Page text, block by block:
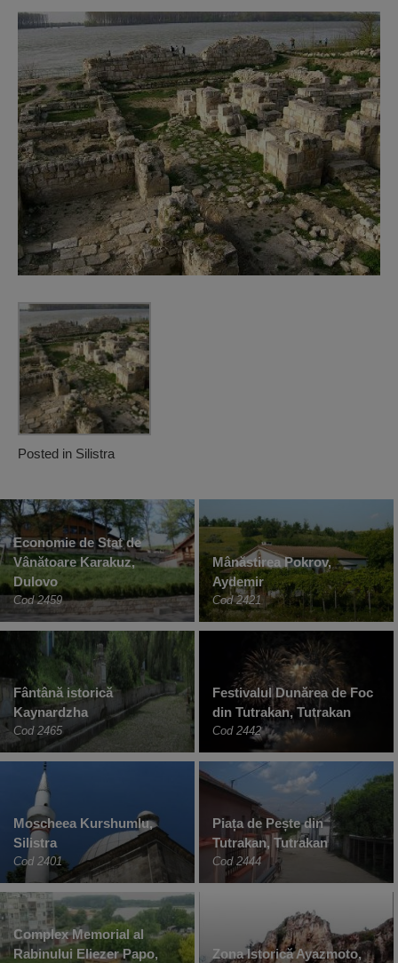
Posted in Silistra
Economie de Stat de
Vânătoare Karakuz,
Dulovo
Cod 2459
Mânăstirea Pokrov,
Aydemir
Cod 2421
Fântână istorică
Kaynardzha
Cod 2465
Festivalul Dunărea de Foc
din Tutrakan, Tutrakan
Cod 2442
Moscheea Kurshumlu,
Silistra
Cod 2401
Piața de Pește din
Tutrakan, Tutrakan
Cod 2444
Complex Memorial al
Rabinului Eliezer Papo,
Zona Istorică Ayazmoto,